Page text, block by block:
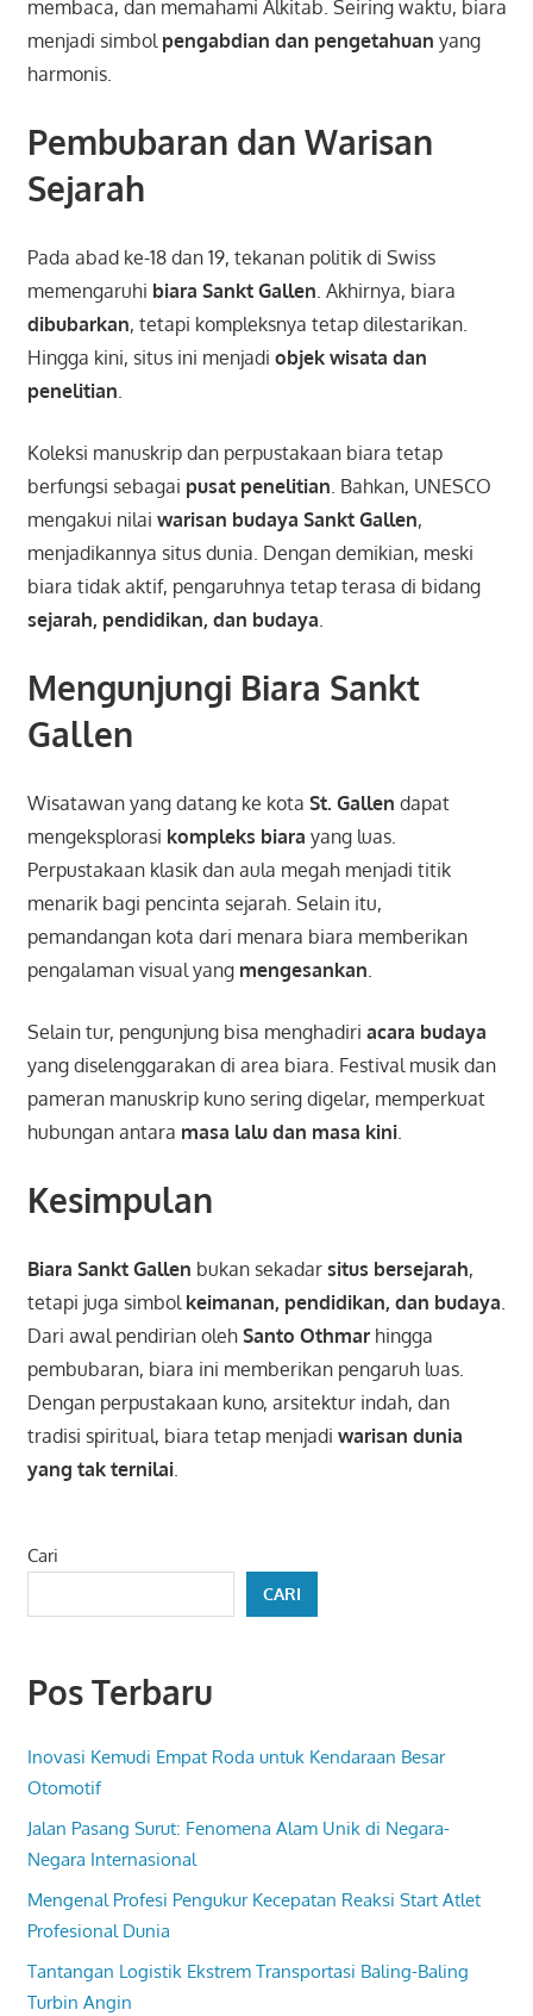
membaca, dan memahami Alkitab. Seiring waktu, biara
menjadi simbol pengabdian dan pengetahuan yang
harmonis.
Pembubaran dan Warisan
Sejarah
Pada abad ke-18 dan 19, tekanan politik di Swiss
memengaruhi biara Sankt Gallen . Akhirnya, biara
dibubarkan, tetapi kompleksnya tetap dilestarikan.
Hingga kini, situs ini menjadi objek wisata dan
penelitian
Koleksi manuskrip dan perpustakaan biara tetap
berfungsi sebagai pusat penelitian . Bahkan, UNESCO
mengakui nilai warisan budaya Sankt Gallen,
menjadikannya situs dunia. Dengan demikian, meski
biara tidak aktif, pengaruhnya tetap terasa di bidang
sejarah, pendidikan, dan budaya
Mengunjungi Biara Sankt
Gallen
Wisatawan yang datang ke kota St. Gallen dapat
mengeksplorasi kompleks biara yang luas.
Perpustakaan klasik dan aula megah menjadi titik
menarik bagi pencinta sejarah. Selain itu,
pemandangan kota dari menara biara memberikan
pengalaman visual yang mengesankan
Selain tur, pengunjung bisa menghadiri acara budaya
yang diselenggarakan di area biara. Festival musik dan
pameran manuskrip kuno sering digelar, memperkuat
hubungan antara masa lalu dan masa kini.
Kesimpulan
Biara Sankt Gallen bukan sekadar situs bersejarah,
tetapi juga simbol keimanan, pendidikan, dan budaya
Dari awal pendirian oleh Santo Othmarhingga
pembubaran, biara ini memberikan pengaruh luas.
Dengan perpustakaan kuno, arsitektur indah, dan
tradisi spiritual, biara tetap menjadi warisan dunia
yang tak ternilai.
Cari
CARI
Pos Terbaru
Inovasi Kemudi Empat Roda untuk Kendaraan Besar
Otomotif
Jalan Pasang Surut: Fenomena Alam Unik di Negara-
Negara Internasional
Mengenal Profesi Pengukur Kecepatan Reaksi Start Atlet
Profesional Dunia
Tantangan Logistik Ekstrem Transportasi Baling-Baling
Turbin Angin